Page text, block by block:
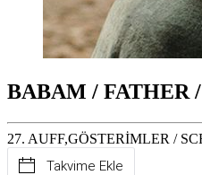
BABAM / FATHER
27. AUFF,GÖSTERİMLER /
Takvime Ekle